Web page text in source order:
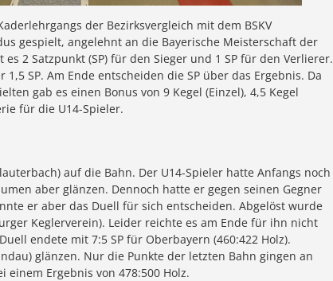
der Bezirksvergleich mit dem BSKV
gespielt, angelehnt an die Bayerische Meisterschaft der
2 Satzpunkt (SP) für den Sieger und 1 SP für den Verlierer.
SP. Am Ende entscheiden die SP über das Ergebnis. Da
gab es einen Bonus von 9 Kegel (Einzel), 4,5 Kegel
für die U14-Spieler.
auf die Bahn. Der U14-Spieler hatte Anfangs noch
aber glänzen. Dennoch hatte er gegen seinen Gegner
er aber das Duell für sich entscheiden. Abgelöst wurde
Keglerverein). Leider reichte es am Ende für ihn nicht
endete mit 7:5 SP für Oberbayern (460:422 Holz).
glänzen. Nur die Punkte der letzten Bahn gingen an
einem Ergebnis von 478:500 Holz.